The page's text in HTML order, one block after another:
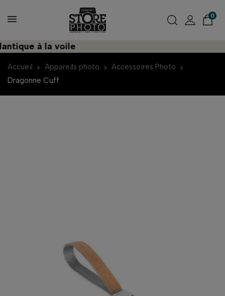
0
à la voile
Accueil Appareils photo
Accessoires Photo
Dragonne Cuff